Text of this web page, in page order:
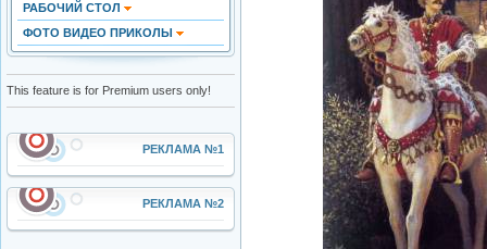
РАБОЧИЙ СТОЛ
ФОТО ВИДЕО ПРИКОЛЫ
This feature is for Premium users only!
РЕКЛАМА №1
РЕКЛАМА №2